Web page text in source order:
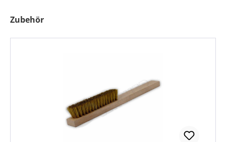
Produktgalerie überspringen
Zubehör